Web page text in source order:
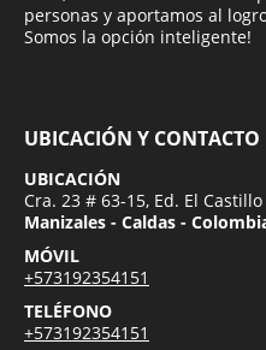
personas y aportamos al
Somos la opción inteligente!
UBICACIÓN Y CONTACTO
UBICACIÓN
Cra. 23 # 63-15, Ed. El
Manizales - Caldas -
MÓVIL
+573192354151
TELÉFONO
+573192354151